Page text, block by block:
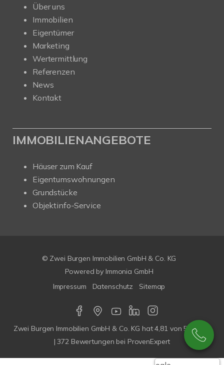
Über uns
Immobilien
Eigentümer
Marketing
Wertermittlung
Referenzen
News
Kontakt
IMMOBILIENANGEBOTE
Häuser zum Kauf
Eigentumswohnungen
Grundstücke
Objektinfo-Service
© Zwei Burgen Immobilien GmbH & Co. KG
Powered by Immonia GmbH
Impressum
Datenschutz Sitemap
Zwei Burgen Immobilien GmbH & Co. KG hat4,81 von5Sterne
|372 Bewertungen bei ProvenExpert